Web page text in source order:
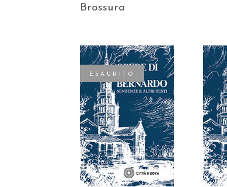
Brossura
ESAURITO
LEGGI TUTTO